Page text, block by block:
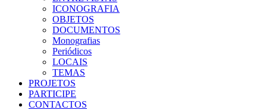
ICONOGRAFIA
OBJETOS
DOCUMENTOS
Monografias
Periódicos
LOCAIS
TEMAS
PROJETOS
PARTICIPE
CONTACTOS